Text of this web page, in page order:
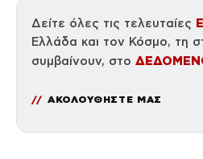
Δείτε όλες τις τελευταίες
Ελλάδα και τον Κόσμο, τη
συμβαίνουν, στο
ΑΚΟΛΟΥΘΗΣΤΕ ΜΑΣ